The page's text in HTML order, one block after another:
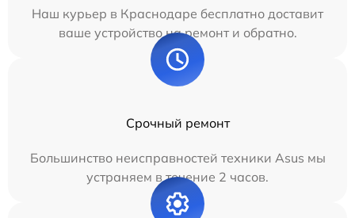
Наш курьер в Краснодаре бесплатно доставит
ваше устройство на ремонт и обратно.
Срочный ремонт
Большинство неисправностей техники Asus мы
устраняем в течение 2 часов.